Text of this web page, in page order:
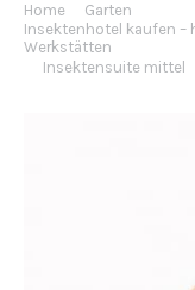
Home
Garten
Insektenhotel kaufen –
Werkstätten
Insektensuite mittel